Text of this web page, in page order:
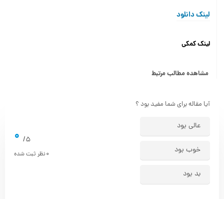
لینک دانلود
لینک کمکی
مشاهده مطالب مرتبط
آیا مقاله برای شما مفید بود ؟
عالی بود
خوب بود
بد بود
5/
0
0نظر ثبت شده